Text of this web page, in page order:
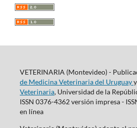
VETERINARIA (Montevideo) -
de Medicina Veterinaria del Uruguay
Veterinaria, Universidad de la
ISSN 0376-4362 versión impresa -
en línea